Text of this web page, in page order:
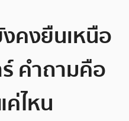
คงยืนเหนือ
คำถามคือ
ไหน